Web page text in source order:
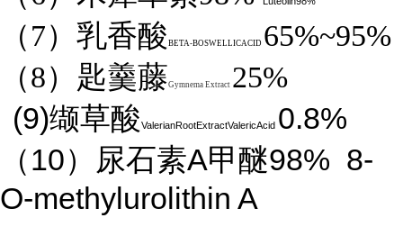
（7）乳香酸 BETA-BOSWELLICACID 65%~95%
（8）匙羹藤Gymnema Extract 25%
(9)缬草酸ValerianRootExtractValericAcid 0.8%
（10）尿石素A甲醚98% 8-
O-methylurolithin A